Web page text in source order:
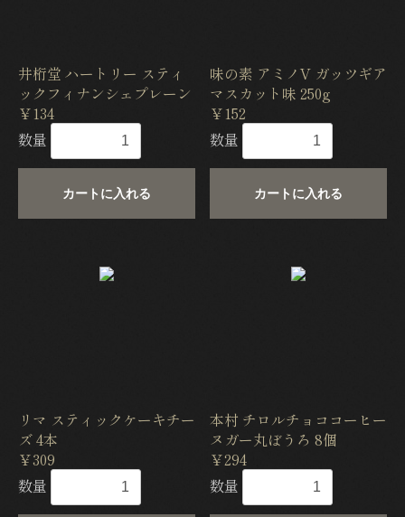
井桁堂 ハートリー スティ
ックフィナンシェプレーン
￥134
数量
カートに入れる
味の素 アミノV ガッツギア
マスカット味 250g
￥152
数量
カートに入れる
リマ スティックケーキチー
ズ 4本
￥309
数量
本村 チロルチョココーヒー
ヌガー丸ぼうろ 8個
￥294
数量